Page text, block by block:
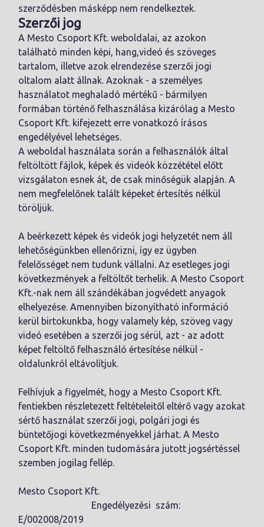
szerződésben másképp nem rendelkeztek.
Szerzői jog
A Mesto Csoport Kft. weboldalai, az azokon
található minden képi, hang,videó és szöveges
tartalom, illetve azok elrendezése szerzői jogi
oltalom alatt állnak. Azoknak - a személyes
használatot meghaladó mértékű - bármilyen
formában történő felhasználása kizárólag a Mesto
Csoport Kft. kifejezett erre vonatkozó írásos
engedélyével lehetséges.
A weboldal használata során a felhasználók által
feltöltött fájlok, képek és videók közzététel előtt
vizsgálaton esnek át, de csak minőségük alapján. A
nem megfelelőnek talált képeket értesítés nélkül
töröljük.
A beérkezett képek és videók jogi helyzetét nem áll
lehetőségünkben ellenőrizni, így ez ügyben
felelősséget nem tudunk vállalni. Az esetleges jogi
következmények a feltöltőt terhelik. A Mesto Csoport
Kft.-nak nem áll szándékában jogvédett anyagok
elhelyezése. Amennyiben bizonyítható információ
kerül birtokunkba, hogy valamely kép, szöveg vagy
videó esetében a szerzői jog sérül, azt - az adott
képet feltöltő felhasználó értesítése nélkül -
oldalunkról eltávolítjuk.
Felhívjuk a figyelmét, hogy a Mesto Csoport Kft.
fentiekben részletezett feltételeitől eltérő vagy azokat
sértő használat szerzői jogi, polgári jogi és
büntetőjogi következményekkel járhat. A Mesto
Csoport Kft. minden tudomására jutott jogsértéssel
szemben jogilag fellép.
Mesto Csoport Kft.
Engedélyezési szám:
E/002008/2019